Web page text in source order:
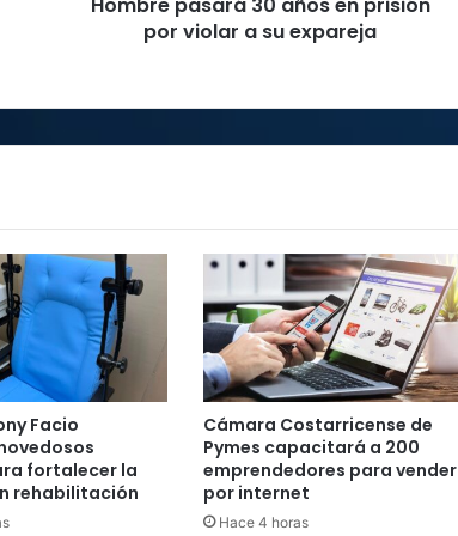
Hombre pasará 30 años en prisión
por violar a su expareja
Facio
fortalecer la
rehabilitación
Cámara Costarricense de
Pymes capacitará a 200
emprendedores para vender
por internet
Hace 4 horas